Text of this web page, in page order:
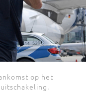
op het